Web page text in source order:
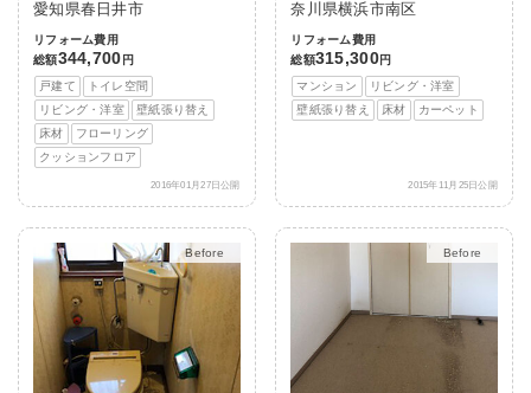
愛知県春日井市
リフォーム費用
総額344,700 円
戸建て
トイレ空間
リビング・洋室
壁紙張り替え
床材
フローリング
クッションフロア
2016年01月27日公開
奈川県横浜市南区
リフォーム費用
総額315,300円
マンション
リビング・洋室
壁紙張り替え
床材 カーペット
2015年11月25日公開
After After